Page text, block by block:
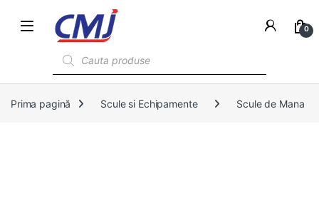
0
Prima pagină Scule si Echipamente Scule de Mana